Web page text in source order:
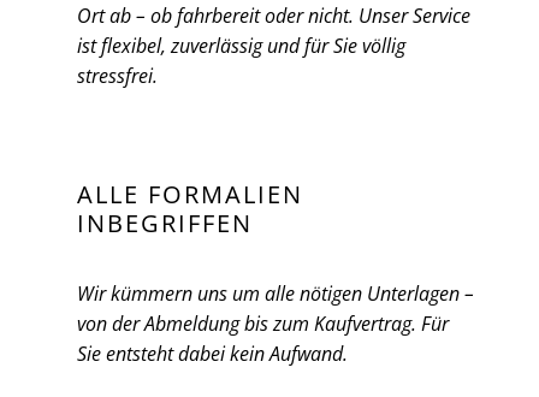
Ort ab – ob fahrbereit oder nicht. Unser Service
ist flexibel, zuverlässig und für Sie völlig
stressfrei.
ALLE FORMALIEN
INBEGRIFFEN
Wir kümmern uns um alle nötigen Unterlagen –
von der Abmeldung bis zum Kaufvertrag. Für
Sie entsteht dabei kein Aufwand.